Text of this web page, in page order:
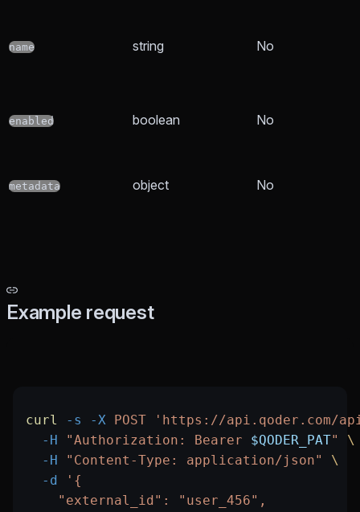
name string No
enabled boolean No
metadata object No
Example request
curl -s -X POST 'https://api.qoder.com/
  -H
"Authorization: Bearer $QODER_PAT"
\
  -H
"Content-Type: application/json"
\
  -d
'{
    "external_id": "user_456",